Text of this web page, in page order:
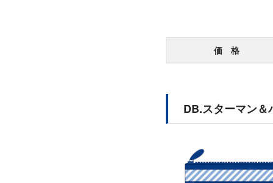
価 格
DB.スターマン